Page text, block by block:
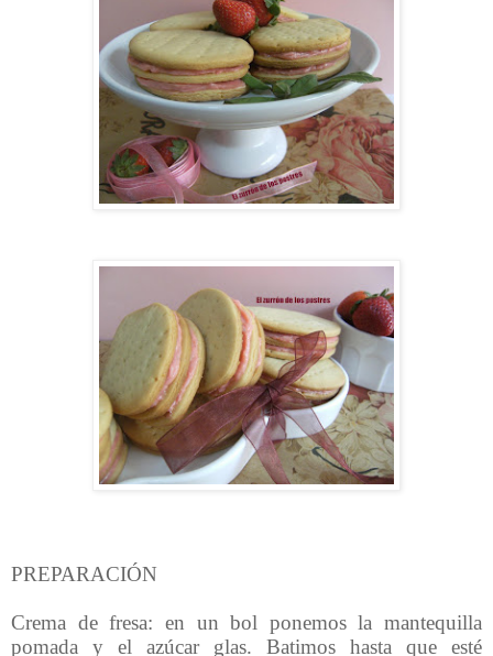
PREPARACIÓN
Crema de fresa: en un bol ponemos la mantequilla
pomada y el azúcar glas. Batimos hasta que esté